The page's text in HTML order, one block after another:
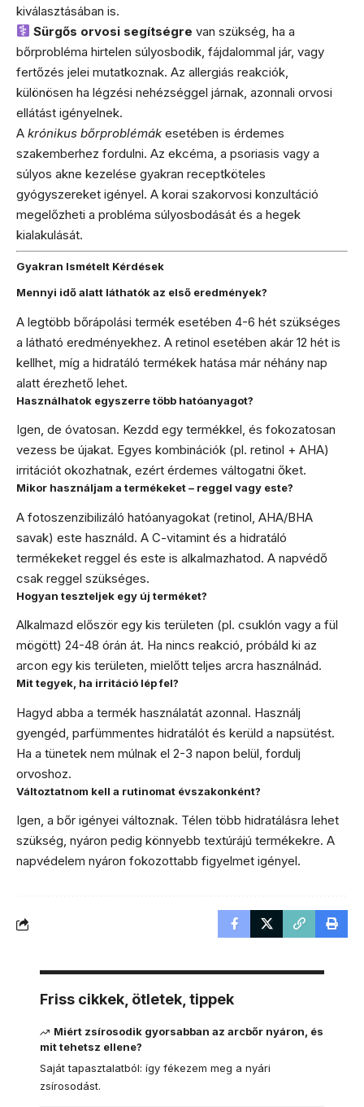
kiválasztásában is.
Sürgős orvosi segítségre van szükség, ha a
bőrprobléma hirtelen súlyosbodik, fájdalommal jár, vagy
fertőzés jelei mutatkoznak. Az allergiás reakciók,
különösen ha légzési nehézséggel járnak, azonnali orvosi
ellátást igényelnek.
A krónikus bőrproblémák esetében is érdemes
szakemberhez fordulni. Az ekcéma, a psoriasis vagy a
súlyos akne kezelése gyakran receptköteles
gyógyszereket igényel. A korai szakorvosi konzultáció
megelőzheti a probléma súlyosbodását és a hegek
kialakulását.
Gyakran Ismételt Kérdések
Mennyi idő alatt láthatók az első eredmények?
A legtöbb bőrápolási termék esetében 4-6 hét szükséges
a látható eredményekhez. A retinol esetében akár 12 hét is
kellhet, míg a hidratáló termékek hatása már néhány nap
alatt érezhető lehet.
Használhatok egyszerre több hatóanyagot?
Igen, de óvatosan. Kezdd egy termékkel, és fokozatosan
vezess be újakat. Egyes kombinációk (pl. retinol + AHA)
irritációt okozhatnak, ezért érdemes váltogatni őket.
Mikor használjam a termékeket – reggel vagy este?
A fotoszenzibilizáló hatóanyagokat (retinol, AHA/BHA
savak) este használd. A C-vitamint és a hidratáló
termékeket reggel és este is alkalmazhatod. A napvédő
csak reggel szükséges.
Hogyan teszteljek egy új terméket?
Alkalmazd először egy kis területen (pl. csuklón vagy a fül
mögött) 24-48 órán át. Ha nincs reakció, próbáld ki az
arcon egy kis területen, mielőtt teljes arcra használnád.
Mit tegyek, ha irritáció lép fel?
Hagyd abba a termék használatát azonnal. Használj
gyengéd, parfümmentes hidratálót és kerüld a napsütést.
Ha a tünetek nem múlnak el 2-3 napon belül, fordulj
orvoshoz.
Változtatnom kell a rutinomat évszakonként?
Igen, a bőr igényei változnak. Télen több hidratálásra lehet
szükség, nyáron pedig könnyebb textúrájú termékekre. A
napvédelem nyáron fokozottabb figyelmet igényel.
Friss cikkek, ötletek, tippek
Miért zsírosodik gyorsabban az arcbőr nyáron, és
mit tehetsz ellene?
Saját tapasztalatból: így fékezem meg a nyári
zsírosodást.